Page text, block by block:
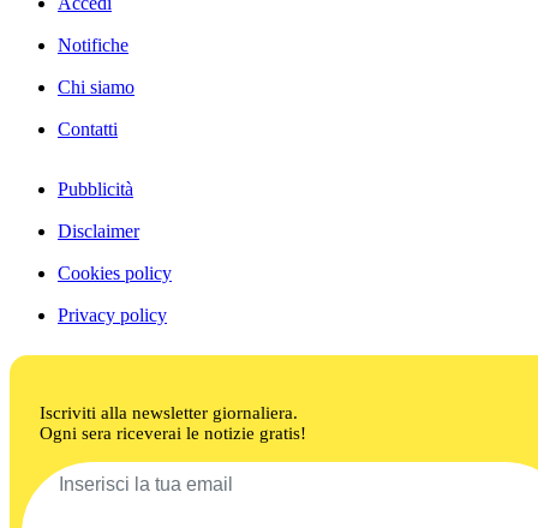
Notifiche
Chi siamo
Contatti
Pubblicità
Disclaimer
Cookies policy
Privacy policy
Iscriviti alla newsletter giornaliera.
Ogni sera riceverai le notizie gratis!